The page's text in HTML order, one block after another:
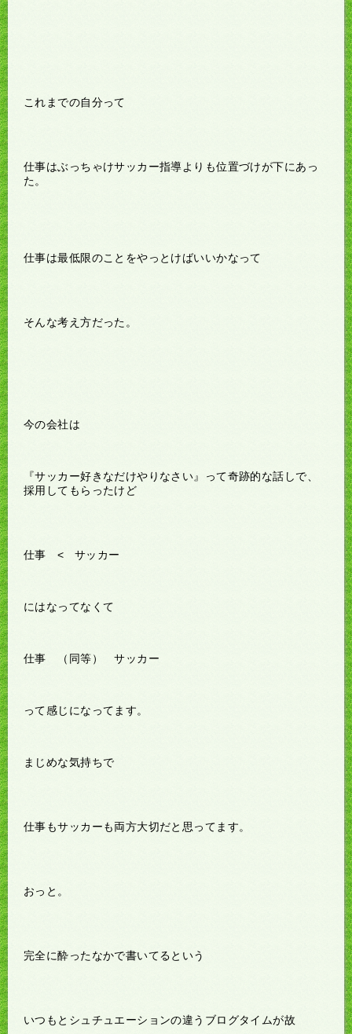
これまでの自分って
仕事はぶっちゃけサッカー指導よりも位置づけが下にあっ
た。
仕事は最低限のことをやっとけばいいかなって
そんな考え方だった。
今の会社は
『サッカー好きなだけやりなさい』って奇跡的な話しで、
採用してもらったけど
仕事 < サッカー
にはなってなくて
仕事 （同等） サッカー
って感じになってます。
まじめな気持ちで
仕事もサッカーも両方大切だと思ってます。
おっと。
完全に酔ったなかで書いてるという
いつもとシュチュエーションの違うブログタイムが故